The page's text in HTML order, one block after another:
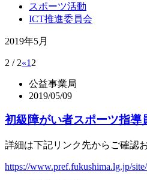
スポーツ活動
ICT推進委員会
2019年5月
2 / 2«1 2
公益事業局
2019/05/09
初級障がい者スポーツ指導
詳細は下記リンク先からご確認
https://www.pref.fukushima.lg.jp/